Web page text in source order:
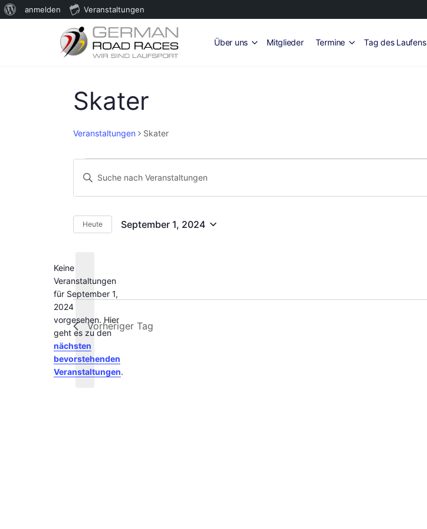
Über
anmelden Veranstaltungen
Über uns Mitglieder Termine Tag des Laufens
Skater
Veranstaltungen Skater
für
Hinweis
Keine
Veranstaltungen
für September 1,
2024
vorgesehen. Hier
geht es zu den
nächsten
bevorstehenden
Veranstaltungen.
Suche
Ansichten,
Bitte
Suche
Schlüsselwort.
Heute
September 1, 2024
Vorheriger Tag